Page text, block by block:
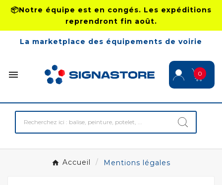
📦Notre équipe est en congés. Les expéditions
reprendront fin août.
La marketplace des équipements de voirie
 0
Accueil Mentions légales